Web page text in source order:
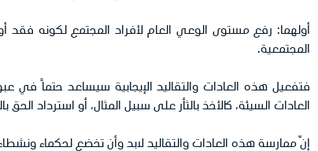
أولهما: رفع مستوى الوعي العام لأفراد المجتمع لكونه
المجتمعية.
فتفعيل هذه العادات والتقاليد الإيجابية سيساعد حتماً في
العادات السيئة، كالأخذ بالثأر على سبيل المثال، أو استرداد
إنّ ممارسة هذه العادات والتقاليد لابد وأن تخضع لحكماء